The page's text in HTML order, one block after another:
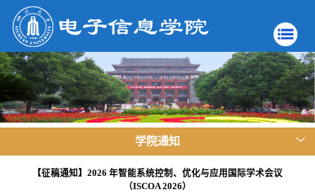
学院通知
【征稿通知】2026 年智能系统控制、优化与应用国际学术会议
（ISCOA 2026）